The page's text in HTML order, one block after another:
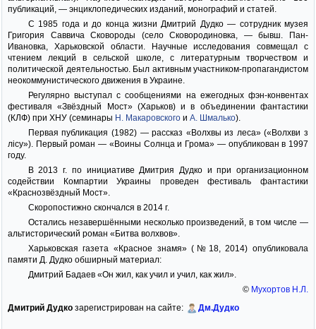
публикаций, — энциклопедических изданий, монографий и статей.
С 1985 года и до конца жизни Дмитрий Дудко — сотрудник музея
Григория Саввича Сковороды (село Сковородиновка, — бывш. Пан-
Ивановка, Харьковской области. Научные исследования совмещал с
чтением лекций в сельской школе, с литературным творчеством и
политической деятельностью. Был активным участником-пропагандистом
неокоммунистического движения в Украине.
Регулярно выступал с сообщениями на ежегодных фэн-конвентах
фестиваля «Звёздный Мост» (Харьков) и в объединении фантастики
(КЛФ) при ХНУ (семинары Н. Макаровского и А. Шмалько).
Первая публикация (1982) — рассказ «Волхвы из леса» («Волхви з
лісу»). Первый роман — «Воины Солнца и Грома» — опубликован в 1997
году.
В 2013 г. по инициативе Дмитрия Дудко и при организационном
содействии Компартии Украины проведен фестиваль фантастики
«Краснозвёздный Мост».
Скоропостижно скончался в 2014 г.
Остались незавершёнными несколько произведений, в том числе —
альтисторический роман «Битва волхвов».
Харьковская газета «Красное знамя» (№18, 2014) опубликовала
памяти Д. Дудко обширный материал:
Дмитрий Бадаев «Он жил, как учил и учил, как жил».
© Мухортов Н.Л.
Дмитрий Дудко зарегистрирован на сайте: Дм.Дудко